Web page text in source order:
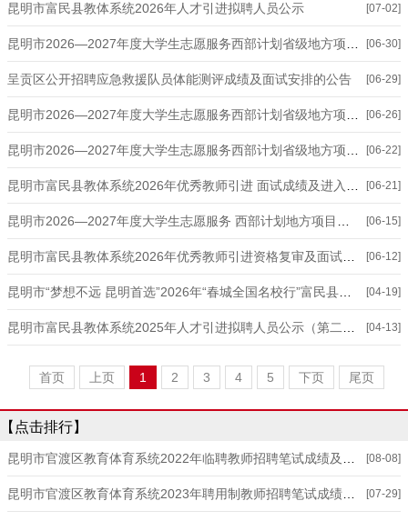
[07-02]
昆明市富民县教体系统2026年人才引进拟聘人员公示
[06-30]
昆明市2026—2027年度大学生志愿服务西部计划省级地方项目志愿者招募面试成绩、综合成绩及进入体检人员名单公告
[06-29]
呈贡区公开招聘应急救援队员体能测评成绩及面试安排的公告
[06-26]
昆明市2026—2027年度大学生志愿服务西部计划省级地方项目志愿者招募资格复审结果及面试公告
[06-22]
昆明市2026—2027年度大学生志愿服务西部计划省级地方项目志愿者招募笔试成绩及资格复审公告
[06-21]
昆明市富民县教体系统2026年优秀教师引进 面试成绩及进入体检人员名单公示
[06-15]
昆明市2026—2027年度大学生志愿服务 西部计划地方项目志愿者招募笔试公告
[06-12]
昆明市富民县教体系统2026年优秀教师引进资格复审及面试公告
[04-19]
昆明市“梦想不远 昆明首选”2026年“春城全国名校行”富民县教育体育局引才活动考核综合成绩及进入下一阶段人员公示
[04-13]
昆明市富民县教体系统2025年人才引进拟聘人员公示（第二批）
首页 上页 1 2 3 4 5 下页 尾页
【点击排行】
[08-08]
昆明市官渡区教育体育系统2022年临聘教师招聘笔试成绩及拟进入面试人员名单公示
[07-29]
昆明市官渡区教育体育系统2023年聘用制教师招聘笔试成绩及拟进入面试人员名单公示